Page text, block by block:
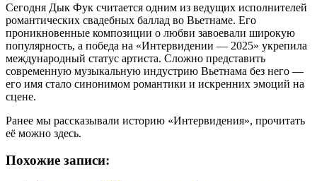
Сегодня Дык Фук считается одним из ведущих исполнителей
романтических свадебных баллад во Вьетнаме. Его
проникновенные композиции о любви завоевали широкую
популярность, а победа на «Интервидении — 2025» укрепила
международный статус артиста. Сложно представить
современную музыкальную индустрию Вьетнама без него —
его имя стало синонимом романтики и искренних эмоций на
сцене.
Ранее мы рассказывали историю «Интервидения», прочитать
её можно здесь.
Похожие записи: